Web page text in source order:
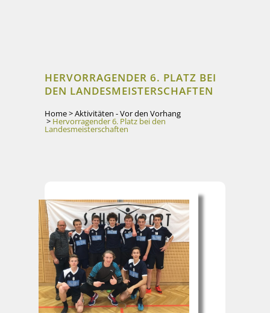
HERVORRAGENDER 6. PLATZ BEI
DEN LANDESMEISTERSCHAFTEN
Home>Aktivitäten - Vor den Vorhang
> Hervorragender 6. Platz bei den
Landesmeisterschaften